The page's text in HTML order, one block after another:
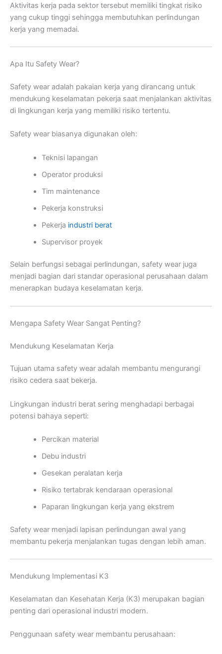
Aktivitas kerja pada sektor tersebut memiliki tingkat risiko
yang cukup tinggi sehingga membutuhkan perlindungan
kerja yang memadai.
Apa Itu Safety Wear?
Safety wear adalah pakaian kerja yang dirancang untuk
mendukung keselamatan pekerja saat menjalankan aktivitas
di lingkungan kerja yang memiliki risiko tertentu.
Safety wear biasanya digunakan oleh:
Teknisi lapangan
Operator produksi
Tim maintenance
Pekerja konstruksi
Pekerja industri berat
Supervisor proyek
Selain berfungsi sebagai perlindungan, safety wear juga
menjadi bagian dari standar operasional perusahaan dalam
menerapkan budaya keselamatan kerja.
Mengapa Safety Wear Sangat Penting?
Mendukung Keselamatan Kerja
Tujuan utama safety wear adalah membantu mengurangi
risiko cedera saat bekerja.
Lingkungan industri berat sering menghadapi berbagai
potensi bahaya seperti:
Percikan material
Debu industri
Gesekan peralatan kerja
Risiko tertabrak kendaraan operasional
Paparan lingkungan kerja yang ekstrem
Safety wear menjadi lapisan perlindungan awal yang
membantu pekerja menjalankan tugas dengan lebih aman.
Mendukung Implementasi K3
Keselamatan dan Kesehatan Kerja (K3) merupakan bagian
penting dari operasional industri modern.
Penggunaan safety wear membantu perusahaan: